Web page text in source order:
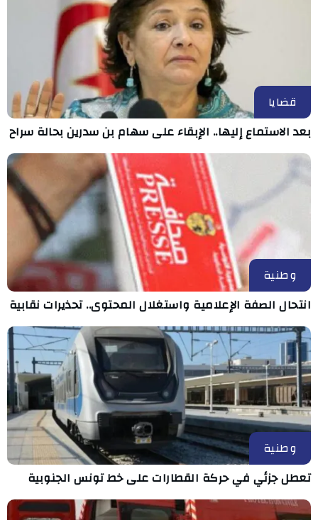
قضايا
بعد الاستماع إليها.. الإبقاء على سهام بن سدرين بحالة سراح
وطنية
انتحال الصفة الإعلامية واستغلال المحتوى.. تحذيرات نقابية
وطنية
تعطل جزئي في حركة القطارات على خط تونس الجنوبية